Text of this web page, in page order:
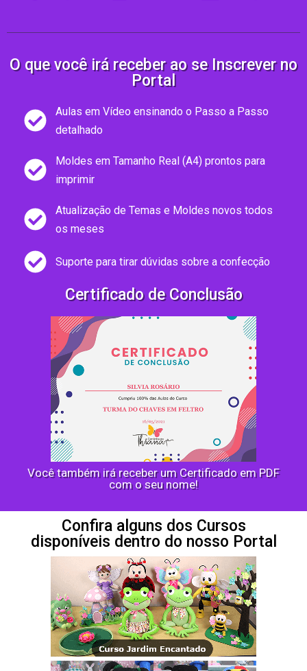
O que você irá receber ao se Inscrever no
Portal
Aulas em Vídeo ensinando o Passo a Passo
detalhado
Moldes em Tamanho Real (A4) prontos para
imprimir
Atualização de Temas e Moldes novos todos
os meses
Suporte para tirar dúvidas sobre a confecção
Certificado de Conclusão
Você também irá receber um Certificado em PDF
com o seu nome!
Confira alguns dos Cursos
disponíveis dentro do nosso Portal